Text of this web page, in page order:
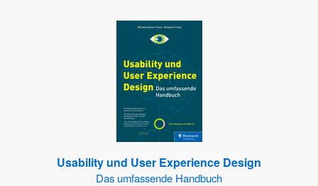
Usability und User Experience Design
Das umfassende Handbuch